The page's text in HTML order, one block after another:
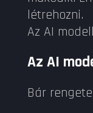
létrehozni.
Az AI
Az AI
Bár